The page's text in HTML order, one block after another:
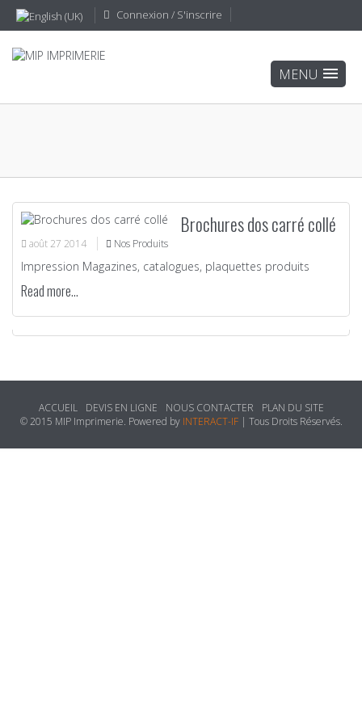
Connexion / S'inscrire
Brochures dos carré collé
août 27 2014 Nos Produits
Impression Magazines, catalogues, plaquettes produits
Read more...
ACCUEIL DEVIS EN LIGNE NOUS CONTACTER
PLAN DU SITE
© 2015 MIP Imprimerie. Powered by INTERACT-IF| Tous Droits Réservés.